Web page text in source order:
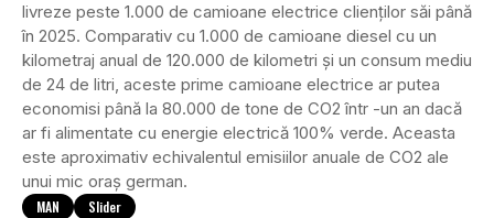
livreze peste 1.000 de camioane electrice clienților săi până
în 2025. Comparativ cu 1.000 de camioane diesel cu un
kilometraj anual de 120.000 de kilometri și un consum mediu
de 24 de litri, aceste prime camioane electrice ar putea
economisi până la 80.000 de tone de CO2 într -un an dacă
ar fi alimentate cu energie electrică 100% verde. Aceasta
este aproximativ echivalentul emisiilor anuale de CO2 ale
unui mic oraș german.
MAN Slider